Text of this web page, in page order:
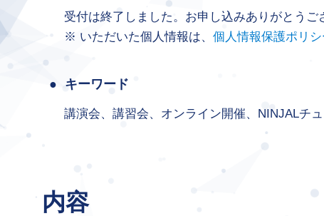
受付は終了しました。お申し込みありがとうご
いただいた個人情報は、 個人情報保護ポリシ
キーワード
講演会、講習会、オンライン開催、NINJALチ
内容